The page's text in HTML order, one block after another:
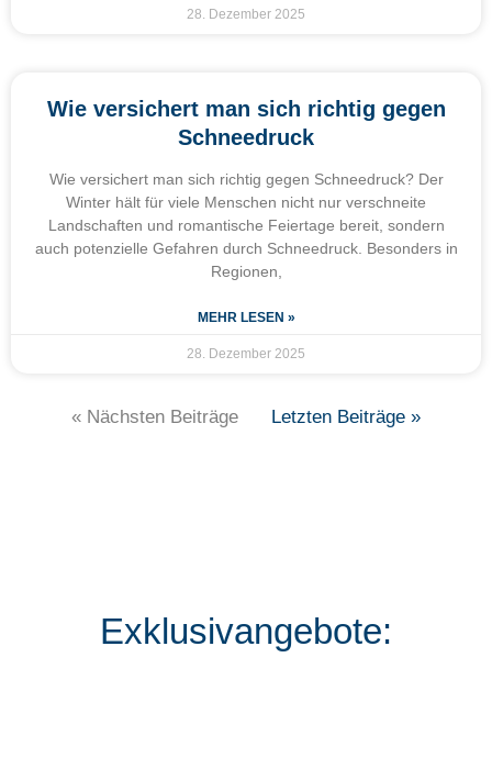
28. Dezember 2025
Wie versichert man sich richtig gegen
Schneedruck
Wie versichert man sich richtig gegen Schneedruck? Der
Winter hält für viele Menschen nicht nur verschneite
Landschaften und romantische Feiertage bereit, sondern
auch potenzielle Gefahren durch Schneedruck. Besonders in
Regionen,
MEHR LESEN »
28. Dezember 2025
« Nächsten Beiträge Letzten Beiträge »
Exklusivangebote: